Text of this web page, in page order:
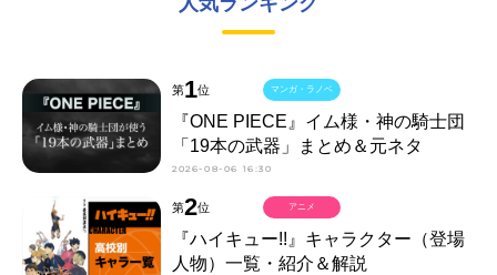
第1位
『ONE PIECE』イム様・神の騎士団
「19本の武器」まとめ＆元ネタ
2026-08-06 16:30
マンガ・ラノベ
第2位
『ハイキュー!!』キャラクター（登場
人物）一覧・紹介＆解説
アニメ